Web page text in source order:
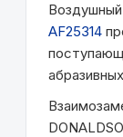
AF25314